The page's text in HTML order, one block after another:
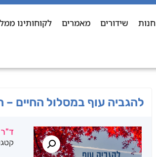
חנות שידורים מאמרים לקוחותינו
להגביה עוף במסלול החיים
ד"ר